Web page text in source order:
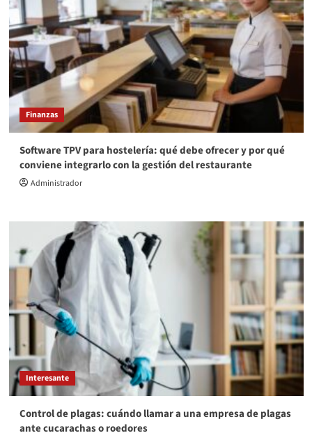
Finanzas
Software TPV para hostelería: qué debe ofrecer y por qué
conviene integrarlo con la gestión del restaurante
Administrador
Interesante
Control de plagas: cuándo llamar a una empresa de plagas
ante cucarachas o roedores